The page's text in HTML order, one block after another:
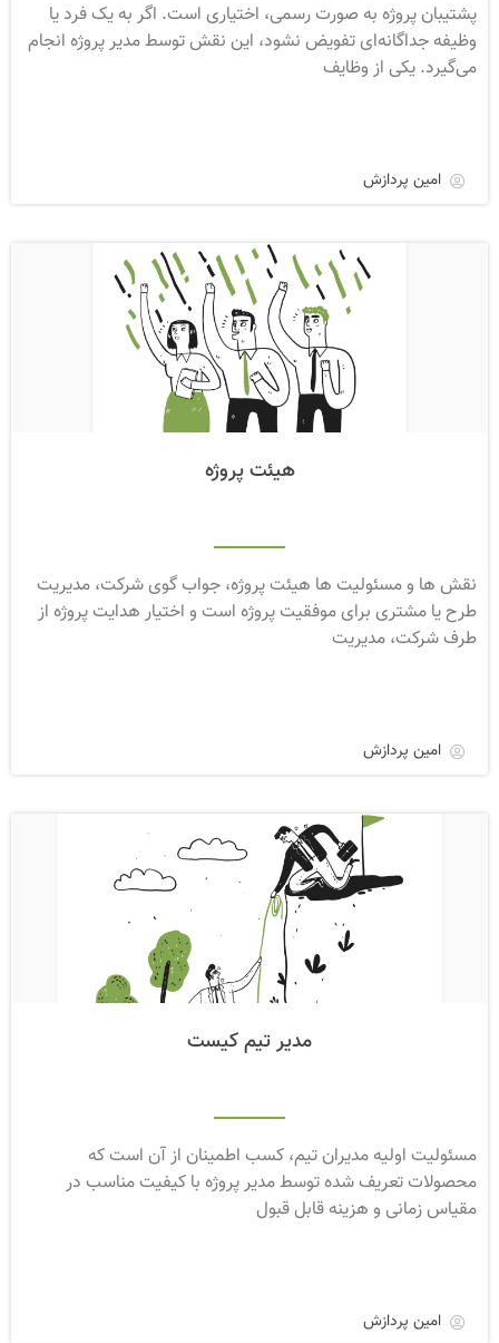
پشتیبان پروژه به صورت رسمی، اختیاری است. اگر به یک فرد یا
وظیفه جداگانه‌ای تفویض نشود، این نقش توسط مدیر پروژه انجام
می‌گیرد. یکی از وظایف
امین پردازش
هیئت پروژه
نقش ها و مسئولیت ها هیئت پروژه، جواب گوی شرکت، مدیریت
طرح یا مشتری برای موفقیت پروژه است و اختیار هدایت پروژه از
طرف شرکت، مدیریت
امین پردازش
مدیر تیم کیست
مسئولیت اولیه مدیران تیم، کسب اطمینان از آن است که
محصولات تعریف شده توسط مدیر پروژه با کیفیت مناسب در
مقیاس زمانی و هزینه قابل قبول
امین پردازش